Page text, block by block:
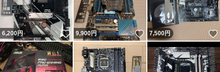
6,200円 いいね！
9,900円 いいね！
7,500円